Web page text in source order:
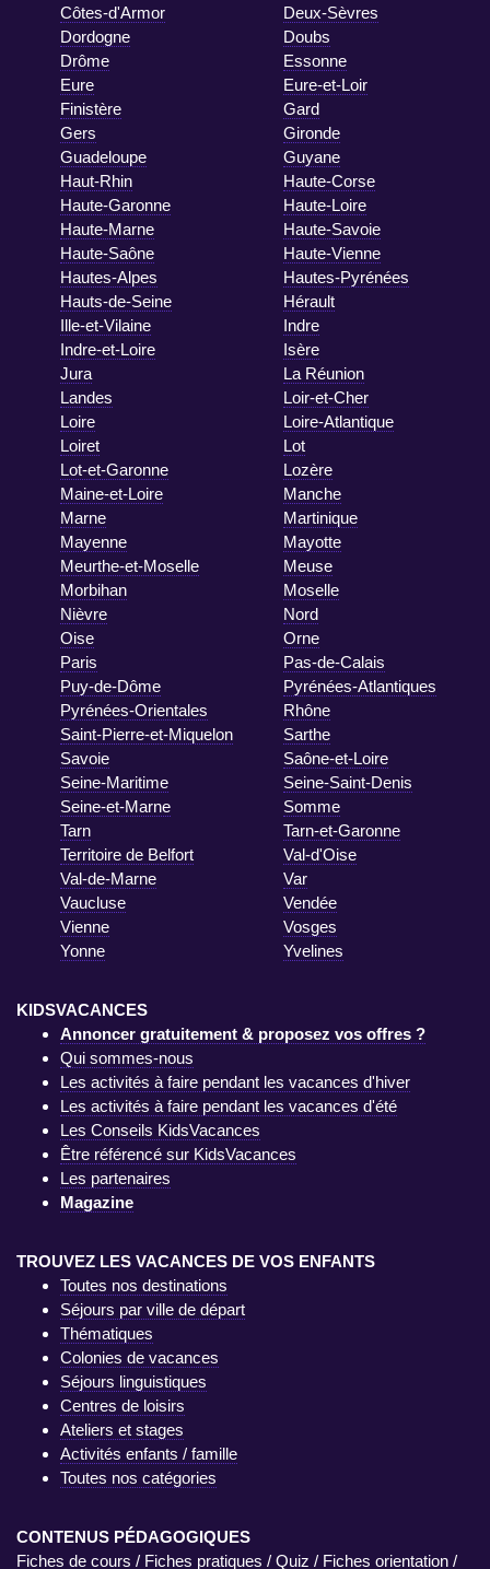
Côtes-d'Armor
Deux-Sèvres
Dordogne
Doubs
Drôme
Essonne
Eure
Eure-et-Loir
Finistère
Gard
Gers
Gironde
Guadeloupe
Guyane
Haut-Rhin
Haute-Corse
Haute-Garonne
Haute-Loire
Haute-Marne
Haute-Savoie
Haute-Saône
Haute-Vienne
Hautes-Alpes
Hautes-Pyrénées
Hauts-de-Seine
Hérault
Ille-et-Vilaine
Indre
Indre-et-Loire
Isère
Jura
La Réunion
Landes
Loir-et-Cher
Loire
Loire-Atlantique
Loiret
Lot
Lot-et-Garonne
Lozère
Maine-et-Loire
Manche
Marne
Martinique
Mayenne
Mayotte
Meurthe-et-Moselle
Meuse
Morbihan
Moselle
Nièvre
Nord
Oise
Orne
Paris
Pas-de-Calais
Puy-de-Dôme
Pyrénées-Atlantiques
Pyrénées-Orientales
Rhône
Saint-Pierre-et-Miquelon
Sarthe
Savoie
Saône-et-Loire
Seine-Maritime
Seine-Saint-Denis
Seine-et-Marne
Somme
Tarn
Tarn-et-Garonne
Territoire de Belfort
Val-d'Oise
Val-de-Marne
Var
Vaucluse
Vendée
Vienne
Vosges
Yonne
Yvelines
KIDSVACANCES
Annoncer gratuitement & proposez vos offres ?
Qui sommes-nous
Les activités à faire pendant les vacances d'hiver
Les activités à faire pendant les vacances d'été
Les Conseils KidsVacances
Être référencé sur KidsVacances
Les partenaires
Magazine
TROUVEZ LES VACANCES DE VOS ENFANTS
Toutes nos destinations
Séjours par ville de départ
Thématiques
Colonies de vacances
Séjours linguistiques
Centres de loisirs
Ateliers et stages
Activités enfants / famille
Toutes nos catégories
CONTENUS PÉDAGOGIQUES
Fiches de cours / Fiches pratiques / Quiz / Fiches orientation /